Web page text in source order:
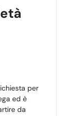
per
ed è
da